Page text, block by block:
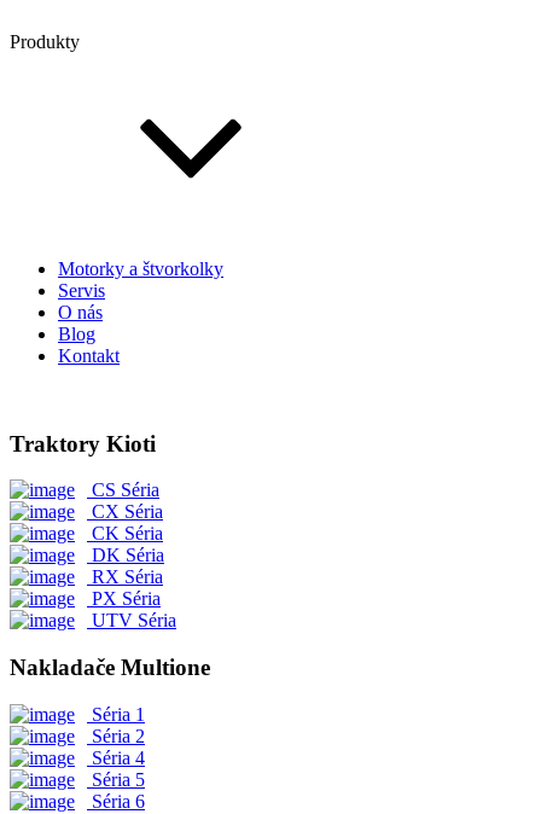
Produkty
Motorky a štvorkolky
Servis
O nás
Blog
Kontakt
Traktory Kioti
CS Séria
CX Séria
CK Séria
DK Séria
RX Séria
PX Séria
UTV Séria
Nakladače Multione
Séria 1
Séria 2
Séria 4
Séria 5
Séria 6